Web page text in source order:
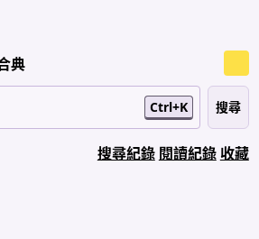
典
Ctrl+K
搜尋紀錄 閱讀紀錄 收藏